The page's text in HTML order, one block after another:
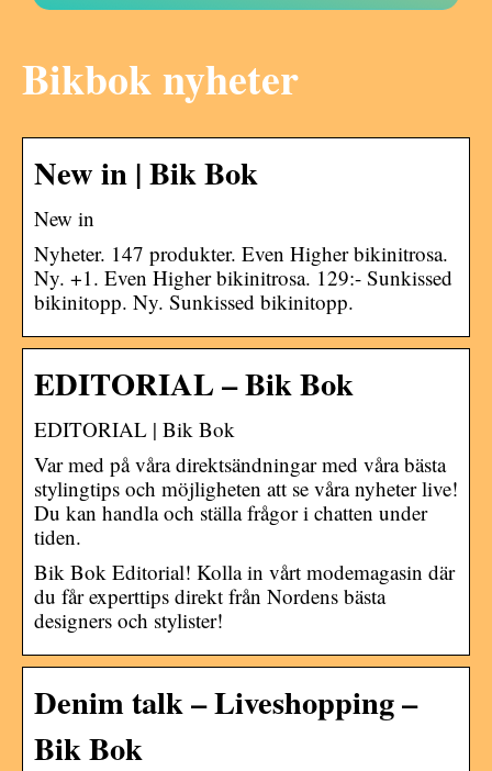
Bikbok nyheter
New in | Bik Bok
New in
Nyheter. 147 produkter. Even Higher bikinitrosa.
Ny. +1. Even Higher bikinitrosa. 129:- Sunkissed
bikinitopp. Ny. Sunkissed bikinitopp.
EDITORIAL – Bik Bok
EDITORIAL | Bik Bok
Var med på våra direktsändningar med våra bästa
stylingtips och möjligheten att se våra nyheter live!
Du kan handla och ställa frågor i chatten under
tiden.
Bik Bok Editorial! Kolla in vårt modemagasin där
du får experttips direkt från Nordens bästa
designers och stylister!
Denim talk – Liveshopping –
Bik Bok